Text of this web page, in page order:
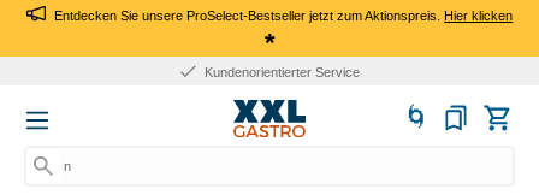
Entdecken Sie unsere ProSelect-Bestseller jetzt zum Aktionspreis.Hier klicken
*
Kundenorientierter Service
nac